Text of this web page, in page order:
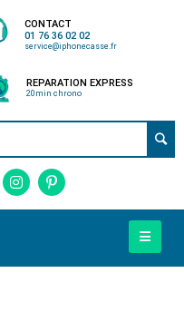
CONTACT
01 76 36 02 02
service@iphonecasse.fr
REPARATION EXPRESS
20min chrono